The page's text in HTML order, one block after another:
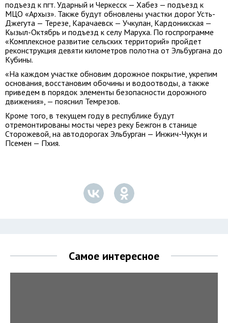
подъезд к пгт. Ударный и Черкесск — Хабез — подъезд к
МЦО «Архыз». Также будут обновлены участки дорог Усть-
Джегута — Терезе, Карачаевск — Учкулан, Кардоникская —
Кызыл-Октябрь и подъезд к селу Маруха. По госпрограмме
«Комплексное развитие сельских территорий» пройдет
реконструкция девяти километров полотна от Эльбургана до
Кубины.
«На каждом участке обновим дорожное покрытие, укрепим
основания, восстановим обочины и водоотводы, а также
приведем в порядок элементы безопасности дорожного
движения», — пояснил Темрезов.
Кроме того, в текущем году в республике будут
отремонтированы мосты через реку Бежгон в станице
Сторожевой, на автодорогах Эльбурган — Инжич-Чукун и
Псемен — Пхия.
Самое интересное